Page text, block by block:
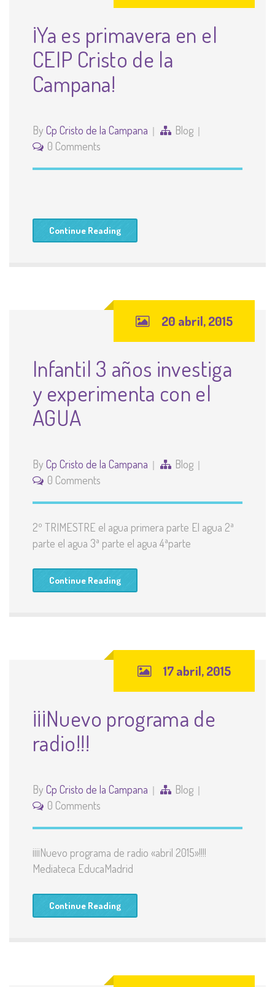
¡Ya es primavera en el
CEIP Cristo de la
Campana!
By Cp Cristo de la Campana
Blog
0 Comments
Continue Reading
20 abril, 2015
Infantil 3 años investiga
y experimenta con el
AGUA
By Cp Cristo de la Campana
Blog
0 Comments
2º TRIMESTRE el agua primera parte El agua 2ª
parte el agua 3ª parte el agua 4ªparte
Continue Reading
17 abril, 2015
¡¡¡Nuevo programa de
radio!!!
By Cp Cristo de la Campana
Blog
0 Comments
¡¡¡¡Nuevo programa de radio «abril 2015»!!!!
Mediateca EducaMadrid
Continue Reading